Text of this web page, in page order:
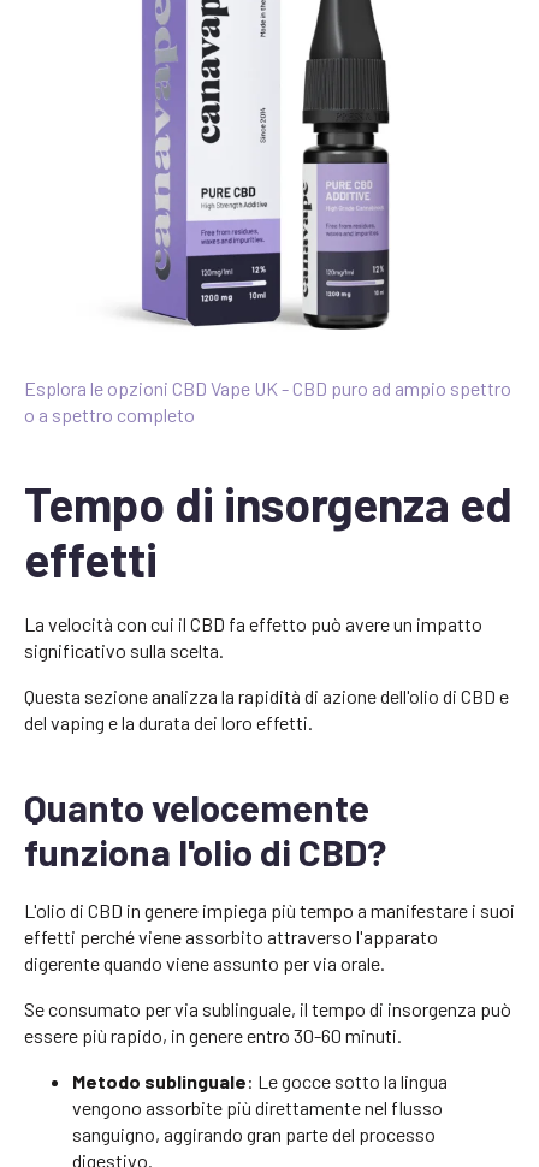
Esplora le opzioni CBD Vape UK - CBD puro ad ampio spettro
o a spettro completo
Tempo di insorgenza ed
effetti
La velocità con cui il CBD fa effetto può avere un impatto
significativo sulla scelta.
Questa sezione analizza la rapidità di azione dell'olio di CBD e
del vaping e la durata dei loro effetti.
Quanto velocemente
funziona l'olio di CBD?
L'olio di CBD in genere impiega più tempo a manifestare i suoi
effetti perché viene assorbito attraverso l'apparato
digerente quando viene assunto per via orale.
Se consumato per via sublinguale, il tempo di insorgenza può
essere più rapido, in genere entro 30-60 minuti.
Metodo sublinguale: Le gocce sotto la lingua
vengono assorbite più direttamente nel flusso
sanguigno, aggirando gran parte del processo
digestivo.